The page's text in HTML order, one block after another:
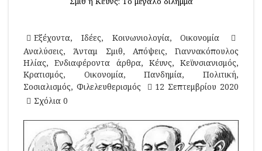
Εξέχοντα, Ιδέες, Κοινωνιολογία,Οικονομία
Αναλύσεις,Άνταμ Σμιθ, Απόψεις, Γιαννακόπουλος
Ηλίας,Ενδιαφέροντα άρθρα, Κέυνς, Κεϋνσιανισμός,
Κρατισμός, Οικονομία,Πανδημία,Πολιτική,
Σοσιαλισμός, Φιλελευθερισμός
12 Σεπτεμβρίου 2020
Σχόλια 0